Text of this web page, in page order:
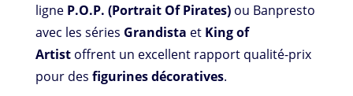
ligne P.O.P. (Portrait Of Pirates)ou Banpresto
avec les séries Grandista et King of
Artistoffrent un excellent rapport qualité-prix
pour des figurines décoratives.